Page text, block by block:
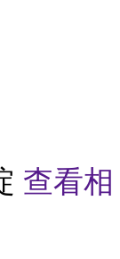
查看相